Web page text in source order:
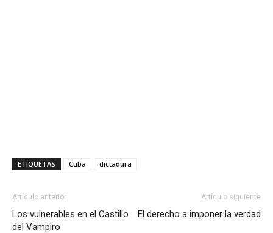
ETIQUETAS Cuba dictadura
Artículo anterior
Los vulnerables en el Castillo
del Vampiro
Artículo siguiente
El derecho a imponer la verdad